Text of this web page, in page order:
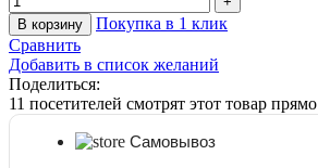
В корзину
Покупка в 1 клик
Сравнить
Добавить в список желаний
Поделиться:
11 посетителей смотрят этот товар
Самовывоз